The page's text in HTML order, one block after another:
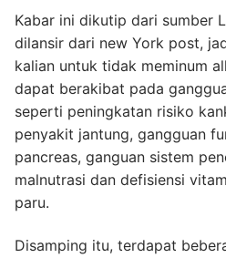
Kabar ini dikutip dari sumber
dilansir dari new York post,
kalian untuk tidak meminum
dapat berakibat pada
seperti peningkatan risiko
penyakit jantung, gangguan
pancreas, ganguan sistem
malnutrasi dan defisiensi
paru.
Disamping itu, terdapat